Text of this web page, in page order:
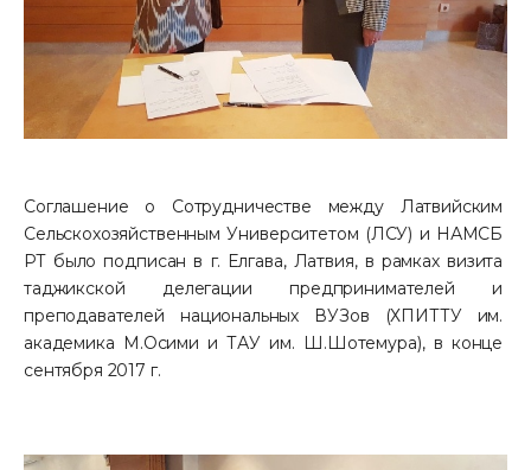
Соглашение о Сотрудничестве между Латвийским
Сельскохозяйственным Университетом (ЛСУ) и НАМСБ
РТ было подписан в г. Елгава, Латвия, в рамках визита
таджикской делегации предпринимателей и
преподавателей национальных ВУЗов (ХПИТТУ им.
академика М.Осими и ТАУ им. Ш.Шотемура), в конце
сентября 2017 г.